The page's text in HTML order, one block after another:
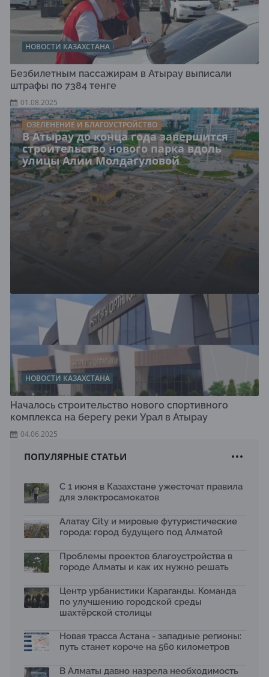
НОВОСТИ КАЗАХСТАНА
Безбилетным пассажирам в Атырау выписали
штрафы по 7384 тенге
01.08.2025
ОЗЕЛЕНЕНИЕ И БЛАГОУСТРОЙСТВО
В Атырау до конца года завершится
строительство нового парка вдоль
улицы Алии Молдагуловой
НОВОСТИ КАЗАХСТАНА
Началось строительство нового спортивного
комплекса на берегу реки Урал в Атырау
04.06.2025
ПОПУЛЯРНЫЕ СТАТЬИ
С 1 июня в Казахстане ужесточат правила
для электросамокатов
Алатау City и мировые футуристические
города: город будущего под Алматой
Проблемы проектов благоустройства в
городе Алматы и как их нужно решать
Центр урбанистики Караганды. Команда
по улучшению городской среды
шахтёрской столицы
Новая трасса Астана - западные регионы:
путь станет короче на 560 километров
В Алматы давно назрела необходимость